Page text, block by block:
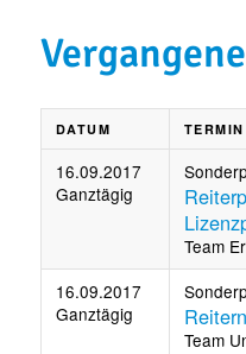
DATUM TERMIN
16.09.2017
Ganztägig
Team
16.09.2017
Ganztägig
Team